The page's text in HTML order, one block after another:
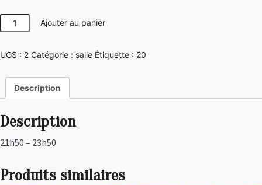
quantité
de
Vegas
Ajouter au panier
UGS : 2 Catégorie : salle Étiquette : 20
Description
Description
21h50 – 23h50
Produits similaires